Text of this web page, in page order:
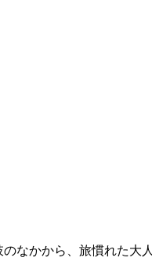
なかから、旅慣れた大